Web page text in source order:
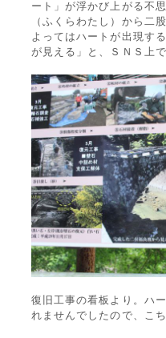
ート」が浮かび上がる不
（ふくらわたし）から二
よってはハートが出現す
が見える」と、ＳＮＳ上
復旧工事の看板より。ハ
れませんでしたので、こ